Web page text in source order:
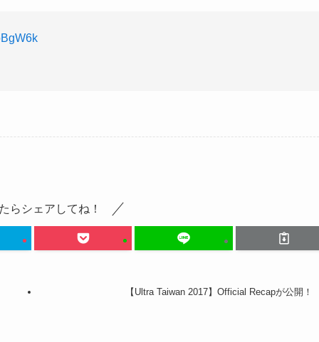
らシェアしてね！
【Ultra Taiwan 2017】Official Recapが公開！